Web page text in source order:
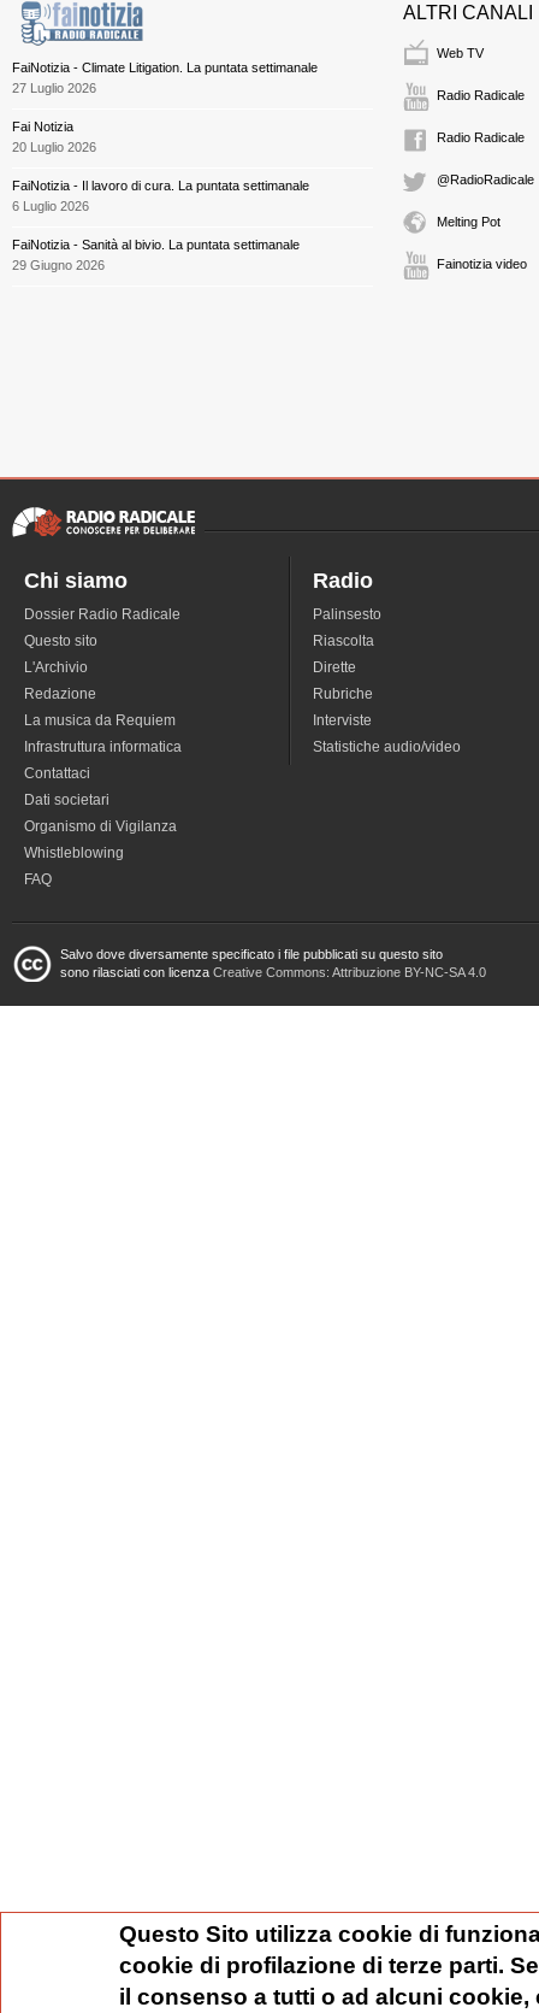
FaiNotizia - Climate Litigation. La puntata settimanale
27 Luglio 2026
Fai Notizia
20 Luglio 2026
FaiNotizia - Il lavoro di cura. La puntata settimanale
6 Luglio 2026
FaiNotizia - Sanità al bivio. La puntata settimanale
29 Giugno 2026
ALTRI CANALI
Web TV
Radio Radicale
Radio Radicale
@RadioRadicale
Melting Pot
Fainotizia video
Chi siamo
Dossier Radio Radicale
Questo sito
L'Archivio
Redazione
La musica da Requiem
Infrastruttura informatica
Contattaci
Dati societari
Organismo di Vigilanza
Whistleblowing
FAQ
Radio
Palinsesto
Riascolta
Dirette
Rubriche
Interviste
Statistiche audio/video
Salvo dove diversamente specificato i file pubblicati su questo sito
sono rilasciati con licenza Creative Commons: Attribuzione BY-NC-SA 4.0
Questo Sito utilizza cookie di
cookie di profilazione di terze parti.
il consenso a tutti o ad alcuni